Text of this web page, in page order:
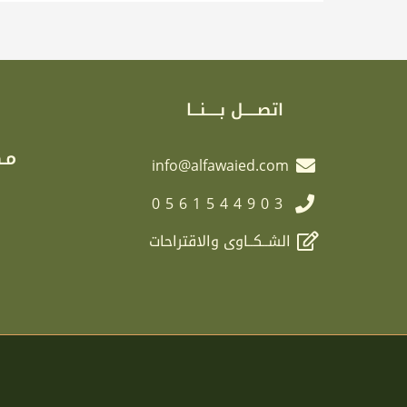
اتصـــــل بـــــنـــا
info@alfawaied.com
0561544903
الشــكــاوى والاقتراحات